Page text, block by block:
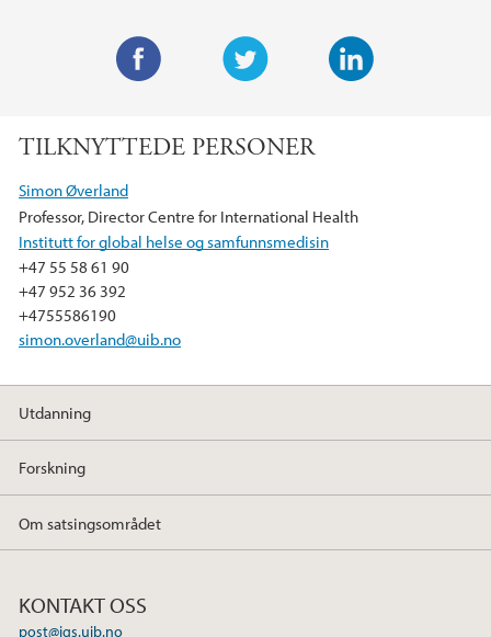
i
b
o
o
k
TILKNYTTEDE PERSONER
Simon Øverland
Professor, Director Centre for International Health
Institutt for global helse og samfunnsmedisin
+47 55 58 61 90
+47 952 36 392
+4755586190
simon.overland@uib.no
Utdanning
Forskning
Om satsingsområdet
KONTAKT OSS
post@igs.uib.no